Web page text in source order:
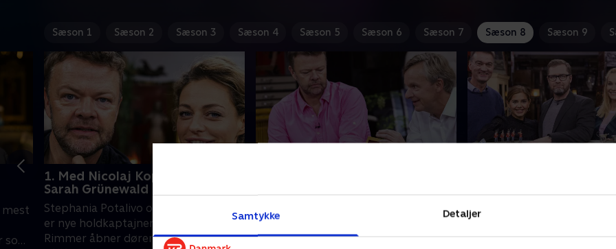
Samtykke Detaljer
Sæson 1 Sæson 2 Sæson 3 Sæson 4 Sæson 5 Sæson 6 Sæson 7 Sæson 8 Sæson 9
mest
som
1. Med Nicolaj Kopernikus og
Sarah Grünewald
Stephania Potalivo og Carsten Bang
er nye holdkaptajner, når Lasse
Rimmer åbner dørene til en ny sæson
Søren Gade og Poul Madsen har mere
end én gang stået på hver sin side i
den politiske debat, og selv om der
Offside? Målspark? Hjørne?
Milton er vant til at dømme,